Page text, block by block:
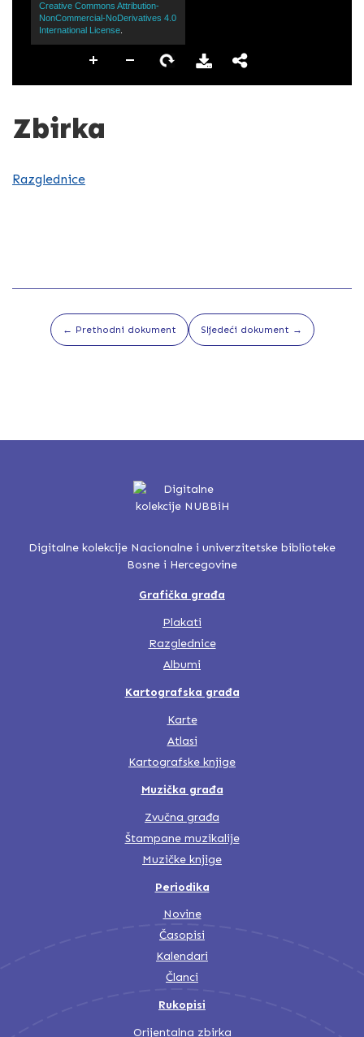
Zbirka
Razglednice
Creative Commons Attribution-
NonCommercial-NoDerivatives 4.0
International License
← Prethodni dokument Sljedeći dokument →
Digitalne kolekcije Nacionalne i univerzitetske biblioteke
Bosne i Hercegovine
Grafička građa
Plakati
Razglednice
Albumi
Kartografska građa
Karte
Atlasi
Kartografske knjige
Muzička građa
Zvučna građa
Štampane muzikalije
Muzičke knjige
Periodika
Novine
Časopisi
Kalendari
Članci
Rukopisi
Orijentalna zbirka